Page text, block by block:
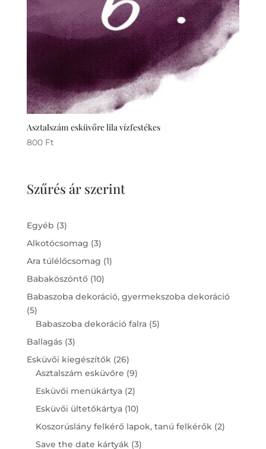
Asztalszám esküvőre lila vízfestékes
800 Ft
Szűrés ár szerint
Egyéb 33
products
Alkotócsomag 33
products
Ara túlélőcsomag 11
Babaköszöntő 1010
products
Babaszoba dekoráció, gyermekszoba dekoráció
55
products
Babaszoba dekoráció falra 55
Ballagás 33
products
Esküvői kiegészítők 2626
products
Asztalszám esküvőre 99
products
Esküvői menükártya 22
products
Esküvői ültetőkártya 1010
products
Koszorúslány felkérő lapok, tanú felkérők 22
Save the date kártyák 33